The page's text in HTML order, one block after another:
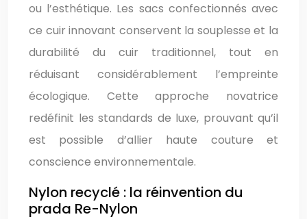
ou l’esthétique. Les sacs confectionnés avec
ce cuir innovant conservent la souplesse et la
durabilité du cuir traditionnel, tout en
réduisant considérablement l’empreinte
écologique. Cette approche novatrice
redéfinit les standards de luxe, prouvant qu’il
est possible d’allier haute couture et
conscience environnementale.
Nylon recyclé : la réinvention du
prada Re-Nylon